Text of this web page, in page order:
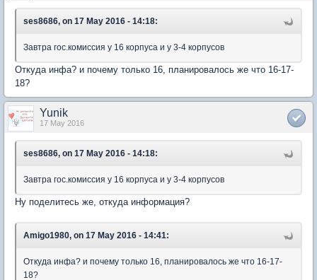
ses8686, on 17 May 2016 - 14:18:
Завтра гос.комиссия у 16 корпуса и у 3-4 корпусов
Откуда инфа? и почему только 16, планировалось же что 16-17-
18?
Yunik
17 May 2016
ses8686, on 17 May 2016 - 14:18:
Завтра гос.комиссия у 16 корпуса и у 3-4 корпусов
Ну поделитесь же, откуда информация?
Amigo1980, on 17 May 2016 - 14:41:
Откуда инфа? и почему только 16, планировалось же что 16-17-
18?